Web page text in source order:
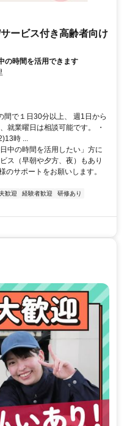
ービス付き高齢者向け
の時間を活用できます
で１日30分以上、 週1日から
就業曜日は相談可能です。 ・
時 ...
中の時間を活用したい」方に
ス（早朝や夕方、夜）もあり
のサポートをお願いします。
歓迎 経験者歓迎
研修あり